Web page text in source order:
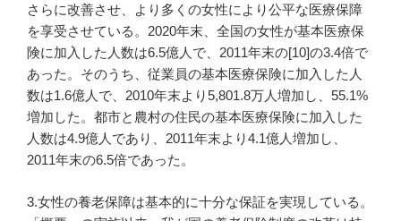
さらに改善させ、より多くの女性により公平な医療保障
を享受させている。2020年末、全国の女性が基本医療保
険に加入した人数は6.5億人で、2011年末の[10]の3.4倍で
あった。そのうち、従業員の基本医療保険に加入した人
数は1.6億人で、2010年末より5,801.8万人増加し、55.1%
増加した。都市と農村の住民の基本医療保険に加入した
人数は4.9億人であり、2011年末より4.1億人増加し、
2011年末の6.5倍であった。
3.女性の養老保障は基本的に十分な保証を実現している。